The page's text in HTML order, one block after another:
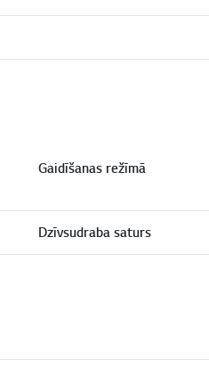
Gaidīšanas režīmā
Dzīvsudraba saturs